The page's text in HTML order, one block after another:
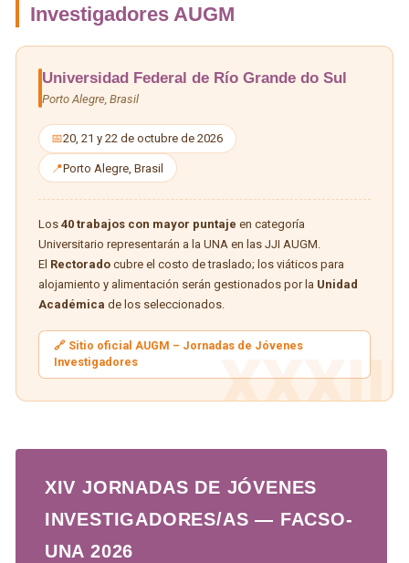
Investigadores AUGM
XXXIII
Universidad Federal de Río Grande do Sul
Porto Alegre, Brasil
📅20, 21 y 22 de octubre de 2026
📍Porto Alegre, Brasil
Los 40 trabajos con mayor puntaje en categoría
Universitario representarán a la UNA en las JJI AUGM.
El Rectoradocubre el costo de traslado; los viáticos para
alojamiento y alimentación serán gestionados por la Unidad
Académica de los seleccionados.
🔗 Sitio oficial AUGM – Jornadas de Jóvenes
Investigadores
XIV JORNADAS DE JÓVENES
INVESTIGADORES/AS — FACSO-
UNA 2026